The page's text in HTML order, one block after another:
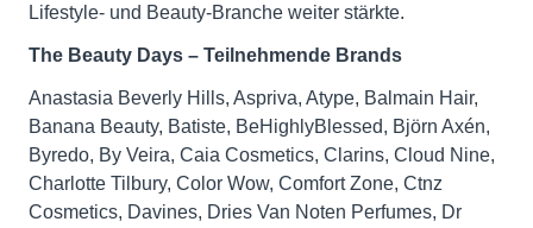
Lifestyle- und Beauty-Branche weiter stärkte.
The Beauty Days – Teilnehmende Brands
Anastasia Beverly Hills, Aspriva, Atype, Balmain Hair,
Banana Beauty, Batiste, BeHighlyBlessed, Björn Axén,
Byredo, By Veira, Caia Cosmetics, Clarins, Cloud Nine,
Charlotte Tilbury, Color Wow, Comfort Zone, Ctnz
Cosmetics, Davines, Dries Van Noten Perfumes, Dr